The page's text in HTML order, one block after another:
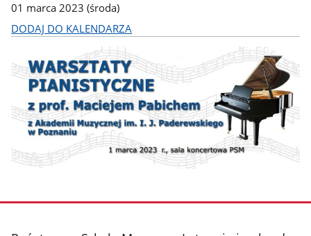
01 marca 2023 (środa)
DODAJ DO KALENDARZA